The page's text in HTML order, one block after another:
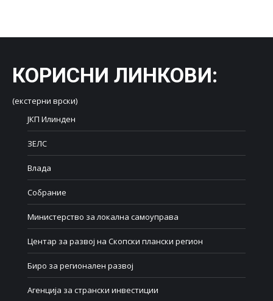
КОРИСНИ ЛИНКОВИ:
(екстерни врски)
ЈКП Илинден
ЗЕЛС
Влада
Собрание
Министерство за локална самоуправа
Центар за развој на Скопски плански регион
Биро за регионален развој
Агенција за странски инвестиции